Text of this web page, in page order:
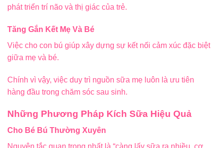
phát triển trí não và thị giác của trẻ.
Tăng Gắn Kết Mẹ Và Bé
Việc cho con bú giúp xây dựng sự kết nối cảm xúc đặc biệt
giữa mẹ và bé.
Chính vì vậy, việc duy trì nguồn sữa mẹ luôn là ưu tiên
hàng đầu trong chăm sóc sau sinh.
Những Phương Pháp Kích Sữa Hiệu Quả
Cho Bé Bú Thường Xuyên